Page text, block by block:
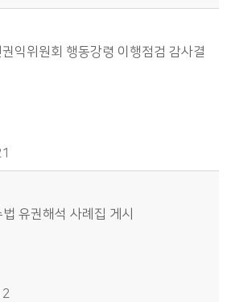
익위원회 행동강령 이행점검 감사결
유권해석 사례집 게시